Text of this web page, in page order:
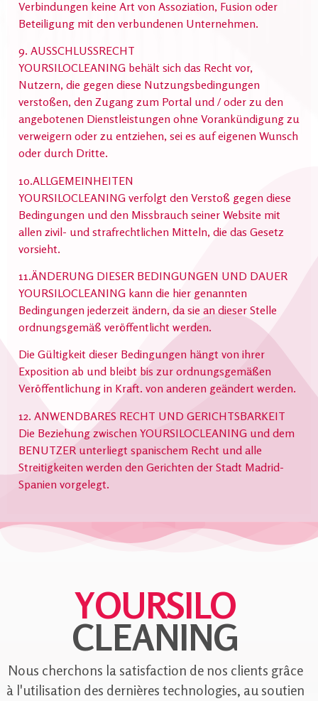
Verbindungen keine Art von Assoziation, Fusion oder
Beteiligung mit den verbundenen Unternehmen.
9. AUSSCHLUSSRECHT
YOURSILOCLEANING behält sich das Recht vor,
Nutzern, die gegen diese Nutzungsbedingungen
verstoßen, den Zugang zum Portal und / oder zu den
angebotenen Dienstleistungen ohne Vorankündigung zu
verweigern oder zu entziehen, sei es auf eigenen Wunsch
oder durch Dritte.
10.ALLGEMEINHEITEN
YOURSILOCLEANING verfolgt den Verstoß gegen diese
Bedingungen und den Missbrauch seiner Website mit
allen zivil- und strafrechtlichen Mitteln, die das Gesetz
vorsieht.
11.ÄNDERUNG DIESER BEDINGUNGEN UND DAUER
YOURSILOCLEANING kann die hier genannten
Bedingungen jederzeit ändern, da sie an dieser Stelle
ordnungsgemäß veröffentlicht werden.
Die Gültigkeit dieser Bedingungen hängt von ihrer
Exposition ab und bleibt bis zur ordnungsgemäßen
Veröffentlichung in Kraft. von anderen geändert werden.
12. ANWENDBARES RECHT UND GERICHTSBARKEIT
Die Beziehung zwischen YOURSILOCLEANING und dem
BENUTZER unterliegt spanischem Recht und alle
Streitigkeiten werden den Gerichten der Stadt Madrid-
Spanien vorgelegt.
YOURSILO
CLEANING
Nous cherchons la satisfaction de nos clients grâce
à l'utilisation des dernières technologies, au soutien